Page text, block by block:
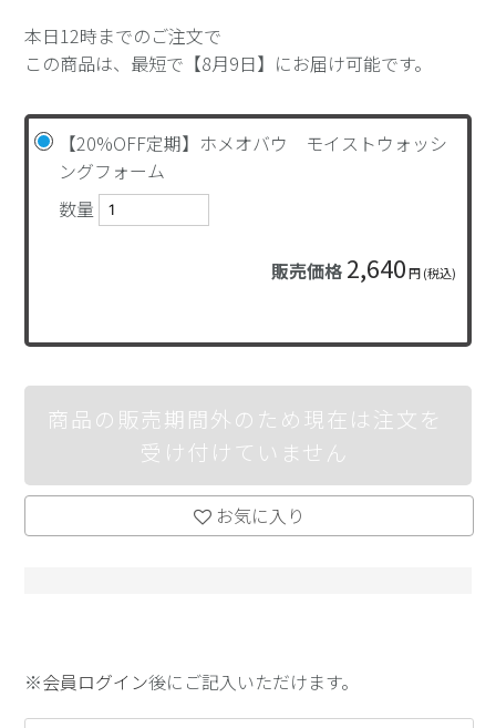
本日12時までのご注文で
この商品は、最短で【8月9日】にお届け可能です。
【20%OFF定期】ホメオバウ モイストウォッシ
ングフォーム
数量
販売価格 2,640円 (税込)
商品の販売期間外のため現在は注文を
受け付けていません
お気に入り
※会員ログイン後にご記入いただけます。